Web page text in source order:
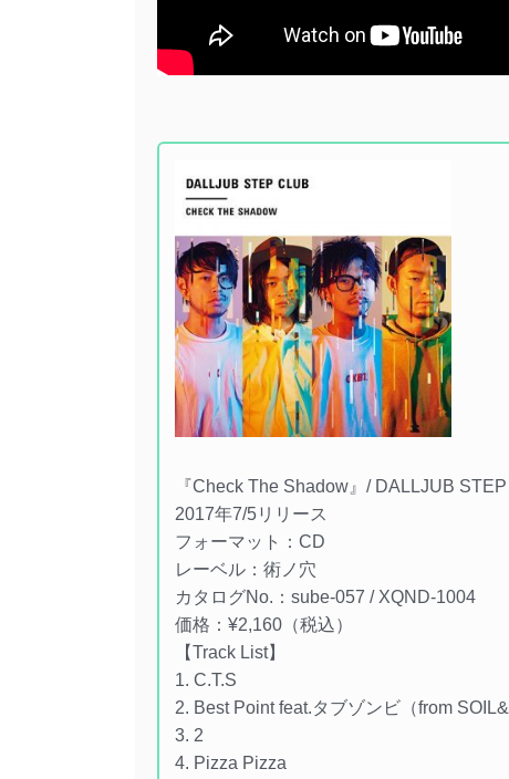
『Check The Shadow』/ DALLJUB
2017年7/5リリース
フォーマット：CD
レーベル：術ノ穴
カタログNo.：sube-057 / XQND-1004
価格：¥2,160（税込）
【Track List】
1. C.T.S
2. Best Point feat.タブゾンビ（from
3. 2
4. Pizza Pizza